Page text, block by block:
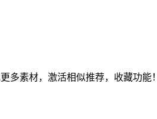
多素材，激活相似推荐，收藏功能！